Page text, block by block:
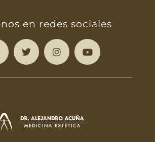
en redes sociales